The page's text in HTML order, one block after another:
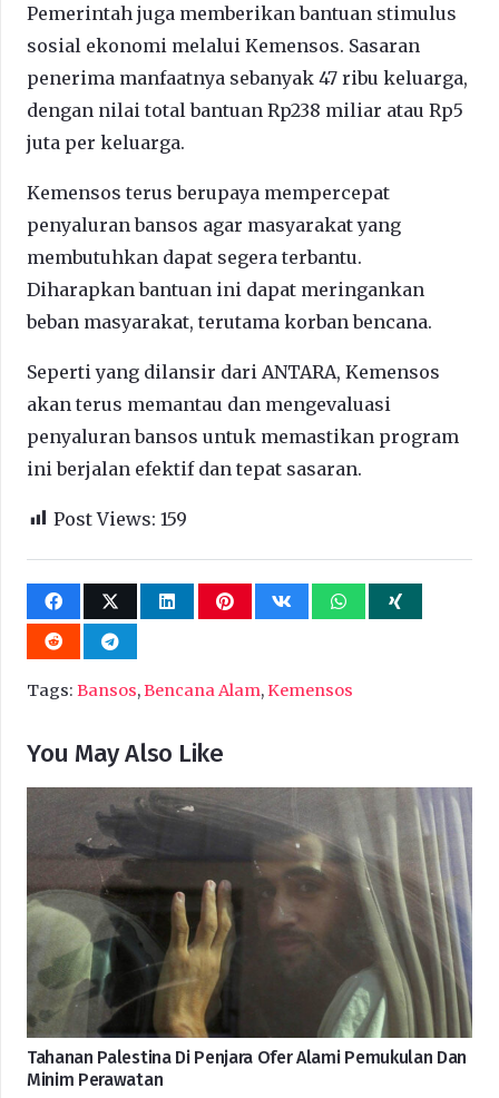
Pemerintah juga memberikan bantuan stimulus
sosial ekonomi melalui Kemensos. Sasaran
penerima manfaatnya sebanyak 47 ribu keluarga,
dengan nilai total bantuan Rp238 miliar atau Rp5
juta per keluarga.
Kemensos terus berupaya mempercepat
penyaluran bansos agar masyarakat yang
membutuhkan dapat segera terbantu.
Diharapkan bantuan ini dapat meringankan
beban masyarakat, terutama korban bencana.
Seperti yang dilansir dari ANTARA, Kemensos
akan terus memantau dan mengevaluasi
penyaluran bansos untuk memastikan program
ini berjalan efektif dan tepat sasaran.
Post Views: 159
Tags: Bansos,Bencana Alam,Kemensos
You May Also Like
Tahanan Palestina Di Penjara Ofer Alami Pemukulan Dan
Minim Perawatan